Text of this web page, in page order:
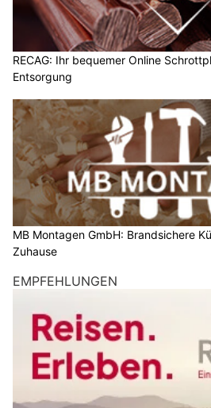
RECAG: Ihr bequemer Online
Entsorgung
MB Montagen GmbH: Brandsichere
Zuhause
EMPFEHLUNGEN